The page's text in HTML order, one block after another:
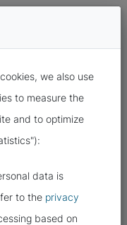
we also use
to measure the
and to optimize
data is
to the privacy
based on